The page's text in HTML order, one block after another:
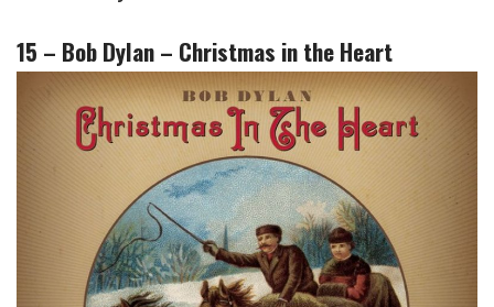
15 – Bob Dylan – Christmas in the Heart